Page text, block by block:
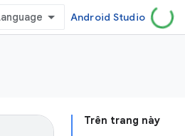
Android Studio
Trên trang này